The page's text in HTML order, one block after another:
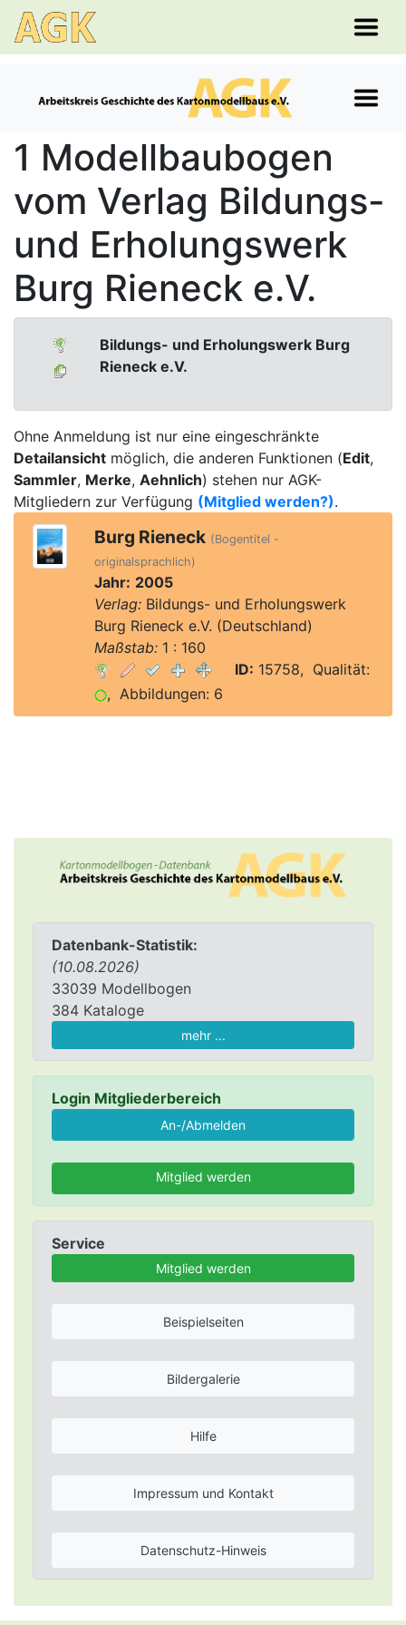
Datenbank-Statistik:
(10.08.2026)
33039 Modellbogen
384 Kataloge
mehr ...
Login Mitgliederbereich
Mitglied werden
Service
Mitglied werden
Beispielseiten
Bildergalerie
Hilfe
Impressum und Kontakt
Datenschutz-Hinweis
1 Modellbaubogen
vom Verlag Bildungs-
und Erholungswerk
Burg Rieneck e.V.
Bildungs- und Erholungswerk Burg
Rieneck e.V.
Ohne Anmeldung ist nur eine eingeschränkte
Detailansicht möglich, die anderen Funktionen (Edit,
Sammler, Merke, Aehnlich) stehen nur AGK-
Mitgliedern zur Verfügung (Mitglied werden?).
Burg Rieneck (Bogentitel -
originalsprachlich)
Jahr: 2005
Verlag:Bildungs- und Erholungswerk
Burg Rieneck e.V. (Deutschland)
Maßstab:1 : 160
ID: 15758, Qualität:
, Abbildungen: 6